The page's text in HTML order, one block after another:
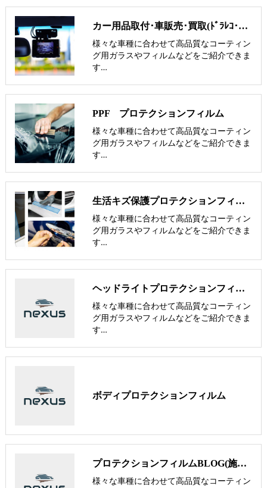
カー用品取付･車販売･買取(ﾄﾞﾗﾚｺ･ﾅﾋﾞ等)
様々な車種に合わせて高品質なコーティン
グ用ガラスやフィルムなどをご紹介できま
す…
PPF プロテクションフィルム
様々な車種に合わせて高品質なコーティン
グ用ガラスやフィルムなどをご紹介できま
す…
生活キズ保護プロテクションフィルム
様々な車種に合わせて高品質なコーティン
グ用ガラスやフィルムなどをご紹介できま
す…
ヘッドライトプロテクションフィルム(ヘッドライト研磨)は【nexus株式会社】
様々な車種に合わせて高品質なコーティン
グ用ガラスやフィルムなどをご紹介できま
す…
ボディプロテクションフィルム
プロテクションフィルムBLOG(施工事例)
様々な車種に合わせて高品質なコーティン